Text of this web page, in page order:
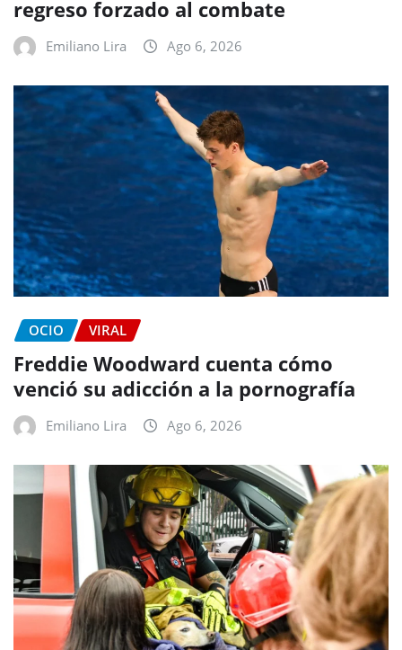
regreso forzado al combate
Emiliano Lira Ago 6, 2026
OCIO VIRAL
Freddie Woodward cuenta cómo
venció su adicción a la pornografía
Emiliano Lira Ago 6, 2026